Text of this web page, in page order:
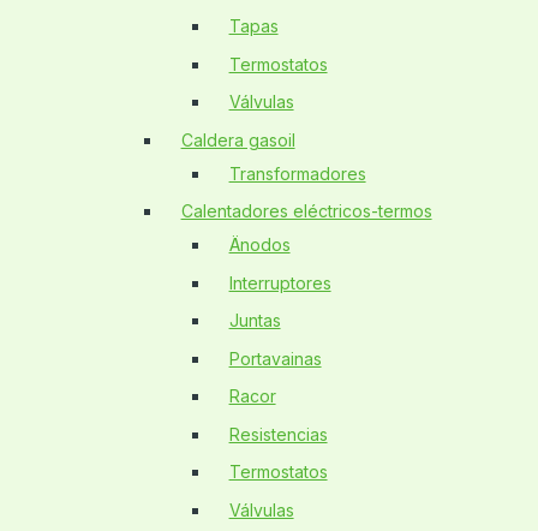
Tapas
Termostatos
Válvulas
Caldera gasoil
Transformadores
Calentadores eléctricos-termos
Änodos
Interruptores
Juntas
Portavainas
Racor
Resistencias
Termostatos
Válvulas